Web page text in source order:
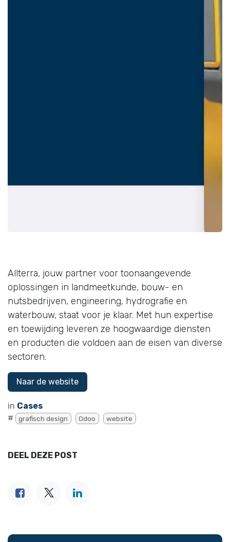
Allterra, jouw partner voor toonaangevende
oplossingen in landmeetkunde, bouw- en
nutsbedrijven, engineering, hydrografie en
waterbouw, staat voor je klaar. Met hun expertise
en toewijding leveren ze hoogwaardige diensten
en producten die voldoen aan de eisen van diverse
sectoren.
Naar de website
in Cases
#
grafisch design Odoo website
DEEL DEZE POST